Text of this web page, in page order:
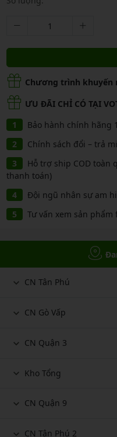
Chương trình khuyến
ƯU ĐÃI CHỈ CÓ TẠI
Bảo hành chính hãng
Chính sách đổi – trả
Hỗ trợ ship COD toàn
thanh toán)
Đội ngũ nhân sự am
Tư vấn xem sản
CN Tân Phú
CN Gò Vấp
CN Quận 3
Kho Tổng
CN Quận 9
CN Tân Phú 2